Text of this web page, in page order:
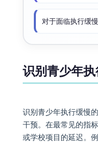
对于面临执行缓
识别青少年
识别青少年执行缓慢
干预。在最常见的指
或学校项目的延迟。